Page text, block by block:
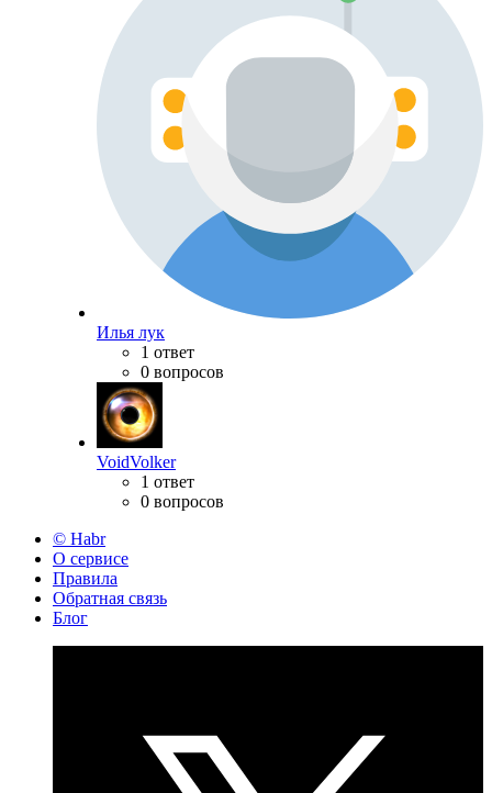
Илья лук
1 ответ
0 вопросов
VoidVolker
1 ответ
0 вопросов
© Habr
О сервисе
Правила
Обратная связь
Блог